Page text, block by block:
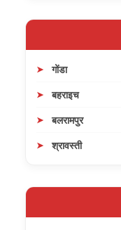
गोंडा
बहराइच
बलरामपुर
श्रावस्ती